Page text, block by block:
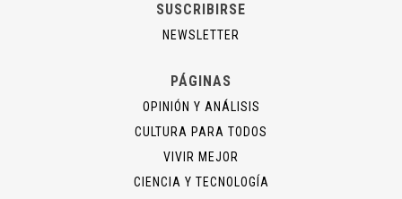
SUSCRIBIRSE
NEWSLETTER
PÁGINAS
OPINIÓN Y ANÁLISIS
CULTURA PARA TODOS
VIVIR MEJOR
CIENCIA Y TECNOLOGÍA